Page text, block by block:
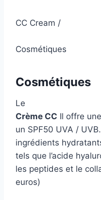
CC Cream /
Cosmétiques
Cosmétiques
Le
Crème CC Il offre
un SPF50 UVA /
ingrédients
tels que l’acide
les peptides et le
euros)